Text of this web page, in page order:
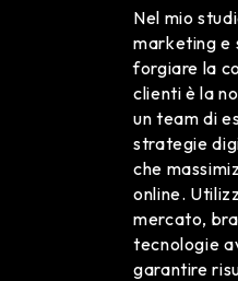
Nel mio
marketing e
forgiare la
clienti è la
un team di
strategie
che
online.
mercato,
tecnologie
garantire